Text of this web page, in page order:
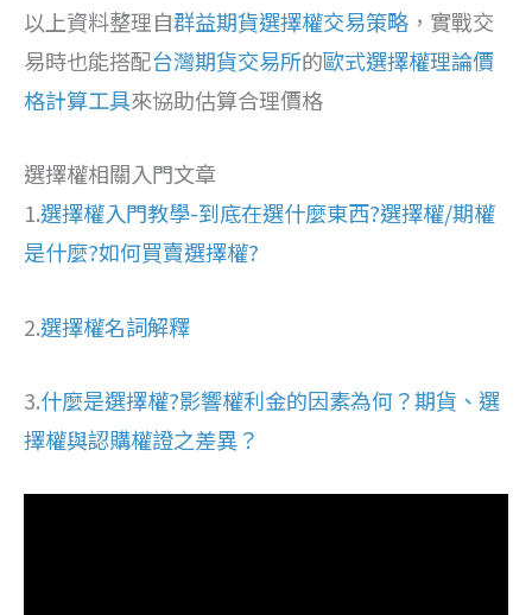
以上資料整理自群益期貨選擇權交易策略 ，實戰交
易時也能搭配台灣期貨交易所的歐式選擇權理論價
格計算工具來協助估算合理價格
選擇權相關入門文章
1.選擇權入門教學-到底在選什麼東西?選擇權/期權
是什麼?如何買賣選擇權?
2.選擇權名詞解釋
3.什麼是選擇權?影響權利金的因素為何？期貨、選
擇權與認購權證之差異？